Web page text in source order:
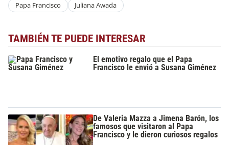
Papa Francisco Juliana Awada
TAMBIÉN TE PUEDE INTERESAR
El emotivo regalo que el Papa
Francisco le envió a Susana Giménez
De Valeria Mazza a Jimena Barón, los
famosos que visitaron al Papa
Francisco y le dieron curiosos regalos